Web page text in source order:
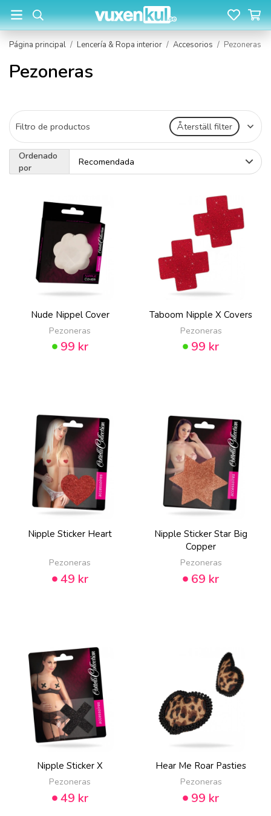
Página principal / Lencería & Ropa interior / Accesorios / Pezoneras
Pezoneras
Filtro de productos Återställ filter
Ordenado
por
Nude Nippel Cover
Pezoneras
99 kr
Taboom Nipple X Covers
Pezoneras
99 kr
Nipple Sticker Heart
Pezoneras
49 kr
Nipple Sticker Star Big
Copper
Pezoneras
69 kr
Nipple Sticker X
Pezoneras
49 kr
Hear Me Roar Pasties
Pezoneras
99 kr